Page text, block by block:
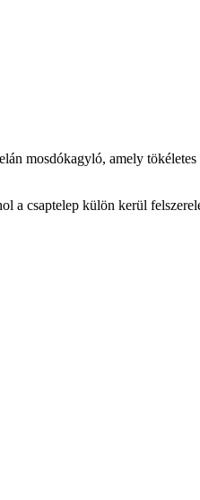
mosdókagyló, amely
csaptelep külön kerül